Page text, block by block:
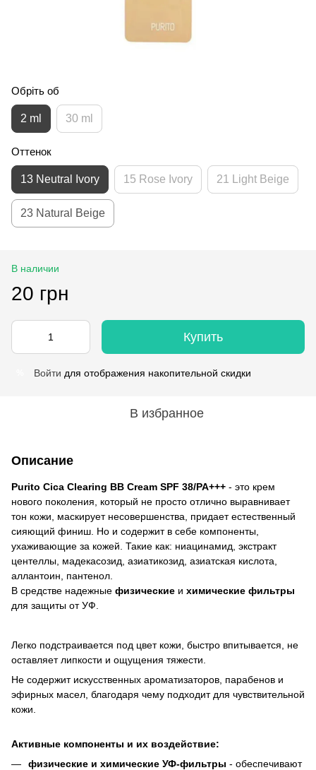
Обріть об
2 ml 30 ml
Оттенок
13 Neutral Ivory 15 Rose Ivory 21 Light Beige
23 Natural Beige
В наличии
20 грн
Купить
Войти для отображения накопительной скидки
В избранное
Описание
Purito Cica Clearing BB Cream SPF 38/PA+++ - это крем
нового поколения, который не просто отлично выравнивает
тон кожи, маскирует несовершенства, придает естественный
сияющий финиш. Но и содержит в себе компоненты,
ухаживающие за кожей. Такие как: ниацинамид, экстракт
центеллы, мадекасозид, азиатикозид, азиатская кислота,
аллантоин, пантенол.
В средстве надежные физические и химические фильтры
для защиты от УФ.
Легко подстраивается под цвет кожи, быстро впитывается, не
оставляет липкости и ощущения тяжести.
Не содержит искусственных ароматизаторов, парабенов и
эфирных масел, благодаря чему подходит для чувствительной
кожи.
Активные компоненты и их воздействие:
физические и химические УФ-фильтры - обеспечивают